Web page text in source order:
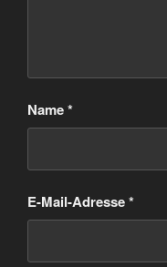
Name*
E-Mail-Adresse*